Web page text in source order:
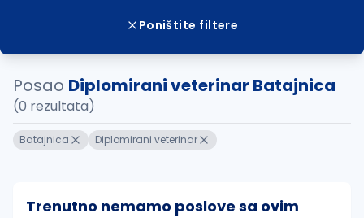
Poništite filtere
Posao Diplomirani veterinar Batajnica
(0 rezultata)
Batajnica Diplomirani veterinar
Trenutno nemamo poslove sa ovim